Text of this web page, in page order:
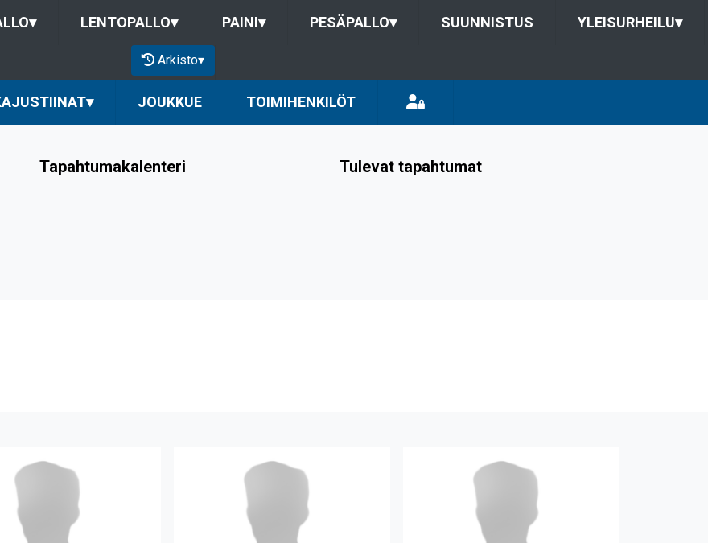
▾ LENTOPALLO▾ PAINI▾ PESÄPALLO▾ SUUNNISTUS YLEISURHEILU▾
Arkisto▾
▾ JOUKKUE TOIMIHENKILÖT
Tapahtumakalenteri Tulevat tapahtumat